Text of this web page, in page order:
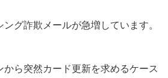
グ詐欺メールが急増しています。
ら突然カード更新を求めるケース